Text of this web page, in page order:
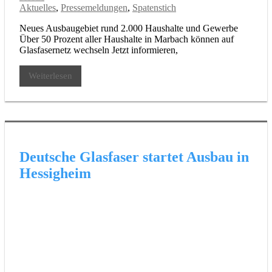
Aktuelles, Pressemeldungen, Spatenstich
Neues Ausbaugebiet rund 2.000 Haushalte und Gewerbe
Über 50 Prozent aller Haushalte in Marbach können auf
Glasfasernetz wechseln Jetzt informieren,
Weiterlesen
Deutsche Glasfaser startet Ausbau in
Hessigheim